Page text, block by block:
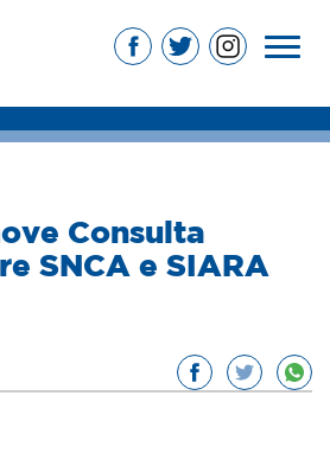
Consulta
SNCA e SIARA